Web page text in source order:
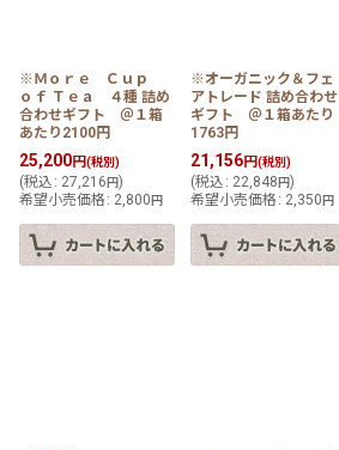
※Ｍｏｒｅ Ｃｕｐ
ｏｆ Ｔｅａ ４種 詰め
合わせギフト ＠１箱
あたり2100円
25,200円(税別)
(税込 : 27,216 円)
希望小売価格 : 2,800 円
※オーガニック＆フェ
アトレード 詰め合わせ
ギフト ＠１箱あたり
1763円
21,156円(税別)
(税込 : 22,848 円)
希望小売価格 : 2,350 円